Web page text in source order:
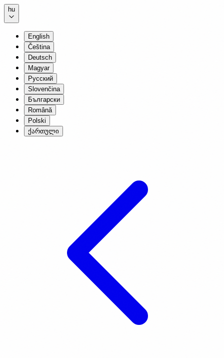
hu
English
Čeština
Deutsch
Magyar
Русский
Slovenčina
Български
Română
Polski
ქართული